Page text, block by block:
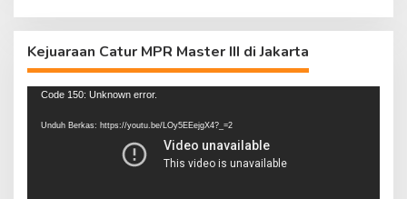
Kejuaraan Catur MPR Master III di Jakarta
Pemutar
Code 150: Unknown error.
Unduh Berkas: https://youtu.be/LOy5EEejgX4?_=2